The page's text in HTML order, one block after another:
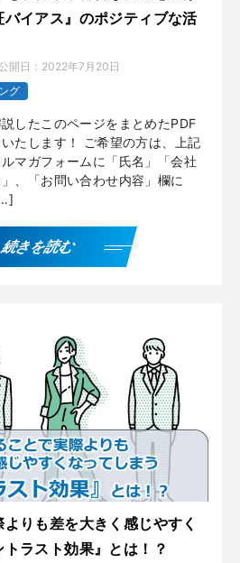
イアス』のポジティブな活
開日： 2022年7月20日
グ
説したこのページをまとめたPDF
たします！ ご希望の方は、上記
マガフォームに「氏名」「会社
、「お問い合わせ内容」欄に
続きを読む
りも差を大きく感じやすく
ラスト効果』とは！？